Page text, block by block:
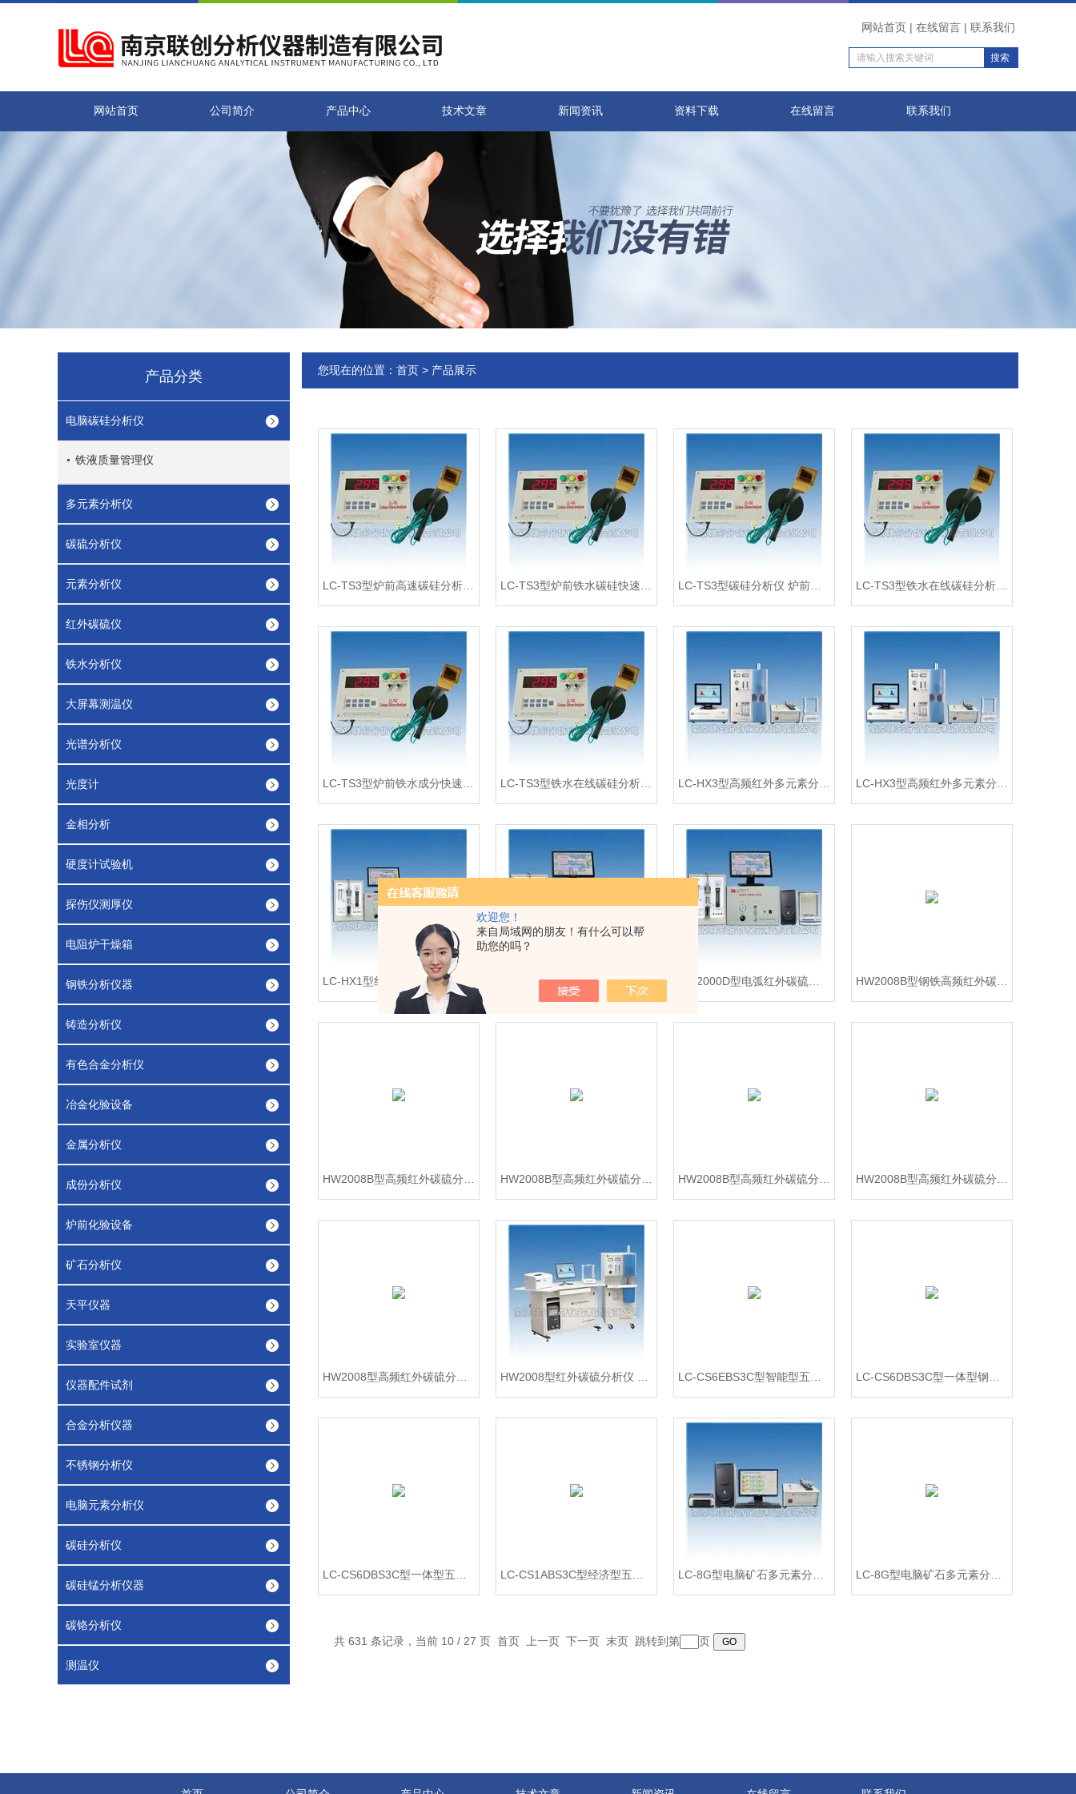
欢迎您！
来自局域网的朋友！有什么可以帮
助您的吗？
网站首页 | 在线留言 | 联系我们
网站首页 公司简介 产品中心 技术文章 新闻资讯 资料下载 在线留言 联系我们
产品分类
电脑碳硅分析仪
铁液质量管理仪
多元素分析仪
碳硫分析仪
元素分析仪
红外碳硫仪
铁水分析仪
大屏幕测温仪
光谱分析仪
光度计
金相分析
硬度计试验机
探伤仪测厚仪
电阻炉干燥箱
钢铁分析仪器
铸造分析仪
有色合金分析仪
冶金化验设备
金属分析仪
成份分析仪
炉前化验设备
矿石分析仪
天平仪器
实验室仪器
仪器配件试剂
合金分析仪器
不锈钢分析仪
电脑元素分析仪
碳硅分析仪
碳硅锰分析仪器
碳铬分析仪
测温仪
您现在的位置： 首页 > 产品展示
HW2000D型电弧红外碳硫分析仪 冷拉钢材碳硫化验仪
共 631 条记录，当前 10 / 27 页 首页 上一页 下一页 末页 跳转到第 页